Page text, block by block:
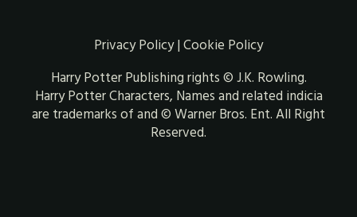
Privacy Policy| Cookie Policy
Harry Potter Publishing rights © J.K. Rowling.
Harry Potter Characters, Names and related indicia
are trademarks of and © Warner Bros. Ent. All Right
Reserved.